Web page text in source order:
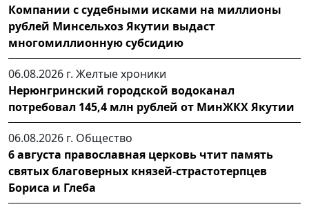
Компании с судебными исками на миллионы
рублей Минсельхоз Якутии выдаст
многомиллионную субсидию
06.08.2026 г. Желтые хроники
Нерюнгринский городской водоканал
потребовал 145,4 млн рублей от МинЖКХ Якутии
06.08.2026 г. Общество
6 августа православная церковь чтит память
святых благоверных князей-страстотерпцев
Бориса и Глеба